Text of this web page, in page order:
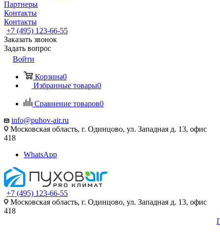
Партнеры
Контакты
Контакты
+7 (495) 123-66-55
Заказать звонок
Задать вопрос
Войти
Корзина0
Избранные товары0
Сравнение товаров0
info@puhov-air.ru
Московская область, г. Одинцово, ул. Западная д. 13, офис
418
WhatsApp
+7 (495) 123-66-55
Московская область, г. Одинцово, ул. Западная д. 13, офис
418